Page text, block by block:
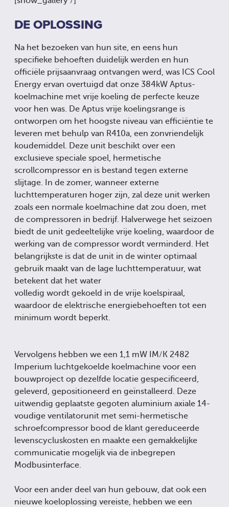
DE OPLOSSING
Na het bezoeken van hun site, en eens hun
specifieke behoeften duidelijk werden en hun
officiële prijsaanvraag ontvangen werd, was ICS Cool
Energy ervan overtuigd dat onze 384kW Aptus-
koelmachine met vrije koeling de perfecte keuze
voor hen was. De Aptus vrije koelingsrange is
ontworpen om het hoogste niveau van efficiëntie te
leveren met behulp van R410a, een zonvriendelijk
koudemiddel. Deze unit beschikt over een
exclusieve speciale spoel, hermetische
scrollcompressor en is bestand tegen externe
slijtage. In de zomer, wanneer externe
luchttemperaturen hoger zijn, zal deze unit werken
zoals een normale koelmachine dat zou doen, met
de compressoren in bedrijf. Halverwege het seizoen
biedt de unit gedeeltelijke vrije koeling, waardoor de
werking van de compressor wordt verminderd. Het
belangrijkste is dat de unit in de winter optimaal
gebruik maakt van de lage luchttemperatuur, wat
betekent dat het water
volledig wordt gekoeld in de vrije koelspiraal,
waardoor de elektrische energiebehoeften tot een
minimum wordt beperkt.
Vervolgens hebben we een 1,1 mW IM/K 2482
Imperium luchtgekoelde koelmachine voor een
bouwproject op dezelfde locatie gespecificeerd,
geleverd, gepositioneerd en geïnstalleerd. Deze
uitwendig geplaatste gegoten aluminium axiale 14-
voudige ventilatorunit met semi-hermetische
schroefcompressor bood de klant gereduceerde
levenscycluskosten en maakte een gemakkelijke
communicatie mogelijk via de inbegrepen
Modbusinterface.
Voor een ander deel van hun gebouw, dat ook een
nieuwe koeloplossing vereiste, hebben we een